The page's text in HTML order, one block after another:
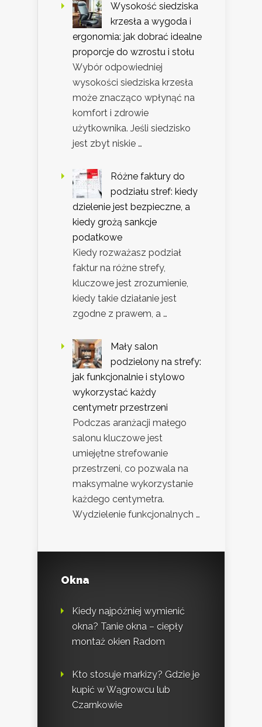
Wysokość siedziska
krzesła a wygoda i
ergonomia: jak dobrać idealne
proporcje do wzrostu i stołu
Wybór odpowiedniej
wysokości siedziska krzesła
może znacząco wpłynąć na
komfort i zdrowie
użytkownika. Jeśli siedzisko
jest zbyt niskie …
Różne faktury do
podziału stref: kiedy
dzielenie jest bezpieczne, a
kiedy grożą sankcje
podatkowe
Kiedy rozważasz podział
faktur na różne strefy,
kluczowe jest zrozumienie,
kiedy takie działanie jest
zgodne z prawem, a …
Mały salon
podzielony na strefy:
jak funkcjonalnie i stylowo
wykorzystać każdy
centymetr przestrzeni
Podczas aranżacji małego
salonu kluczowe jest
umiejętne strefowanie
przestrzeni, co pozwala na
maksymalne wykorzystanie
każdego centymetra.
Wydzielenie funkcjonalnych …
Okna
Kiedy najpóźniej wymienić
okna? Tanie okna – ciepły
montaż okien Radom
Kto stosuje markizy? Gdzie je
kupić w Wągrowcu lub
Czarnkowie